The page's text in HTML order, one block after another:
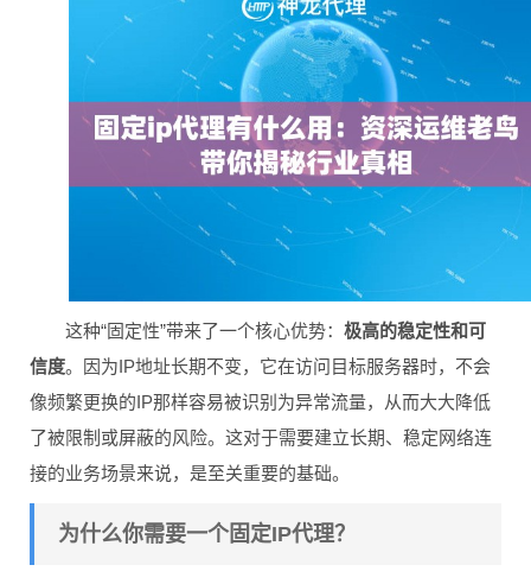
这种“固定性”带来了一个核心优势： 极高的稳定性和可
信度。因为IP地址长期不变，它在访问目标服务器时，不会
像频繁更换的IP那样容易被识别为异常流量，从而大大降低
了被限制或屏蔽的风险。这对于需要建立长期、稳定网络连
接的业务场景来说，是至关重要的基础。
为什么你需要一个固定IP代理？